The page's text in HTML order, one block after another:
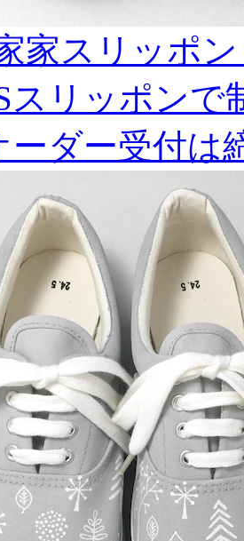
家スリッポ
スリッポンで
ーダー受付は